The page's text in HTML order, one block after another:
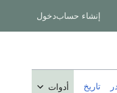
إنشاء حسابدخول
تاريخ أدوات